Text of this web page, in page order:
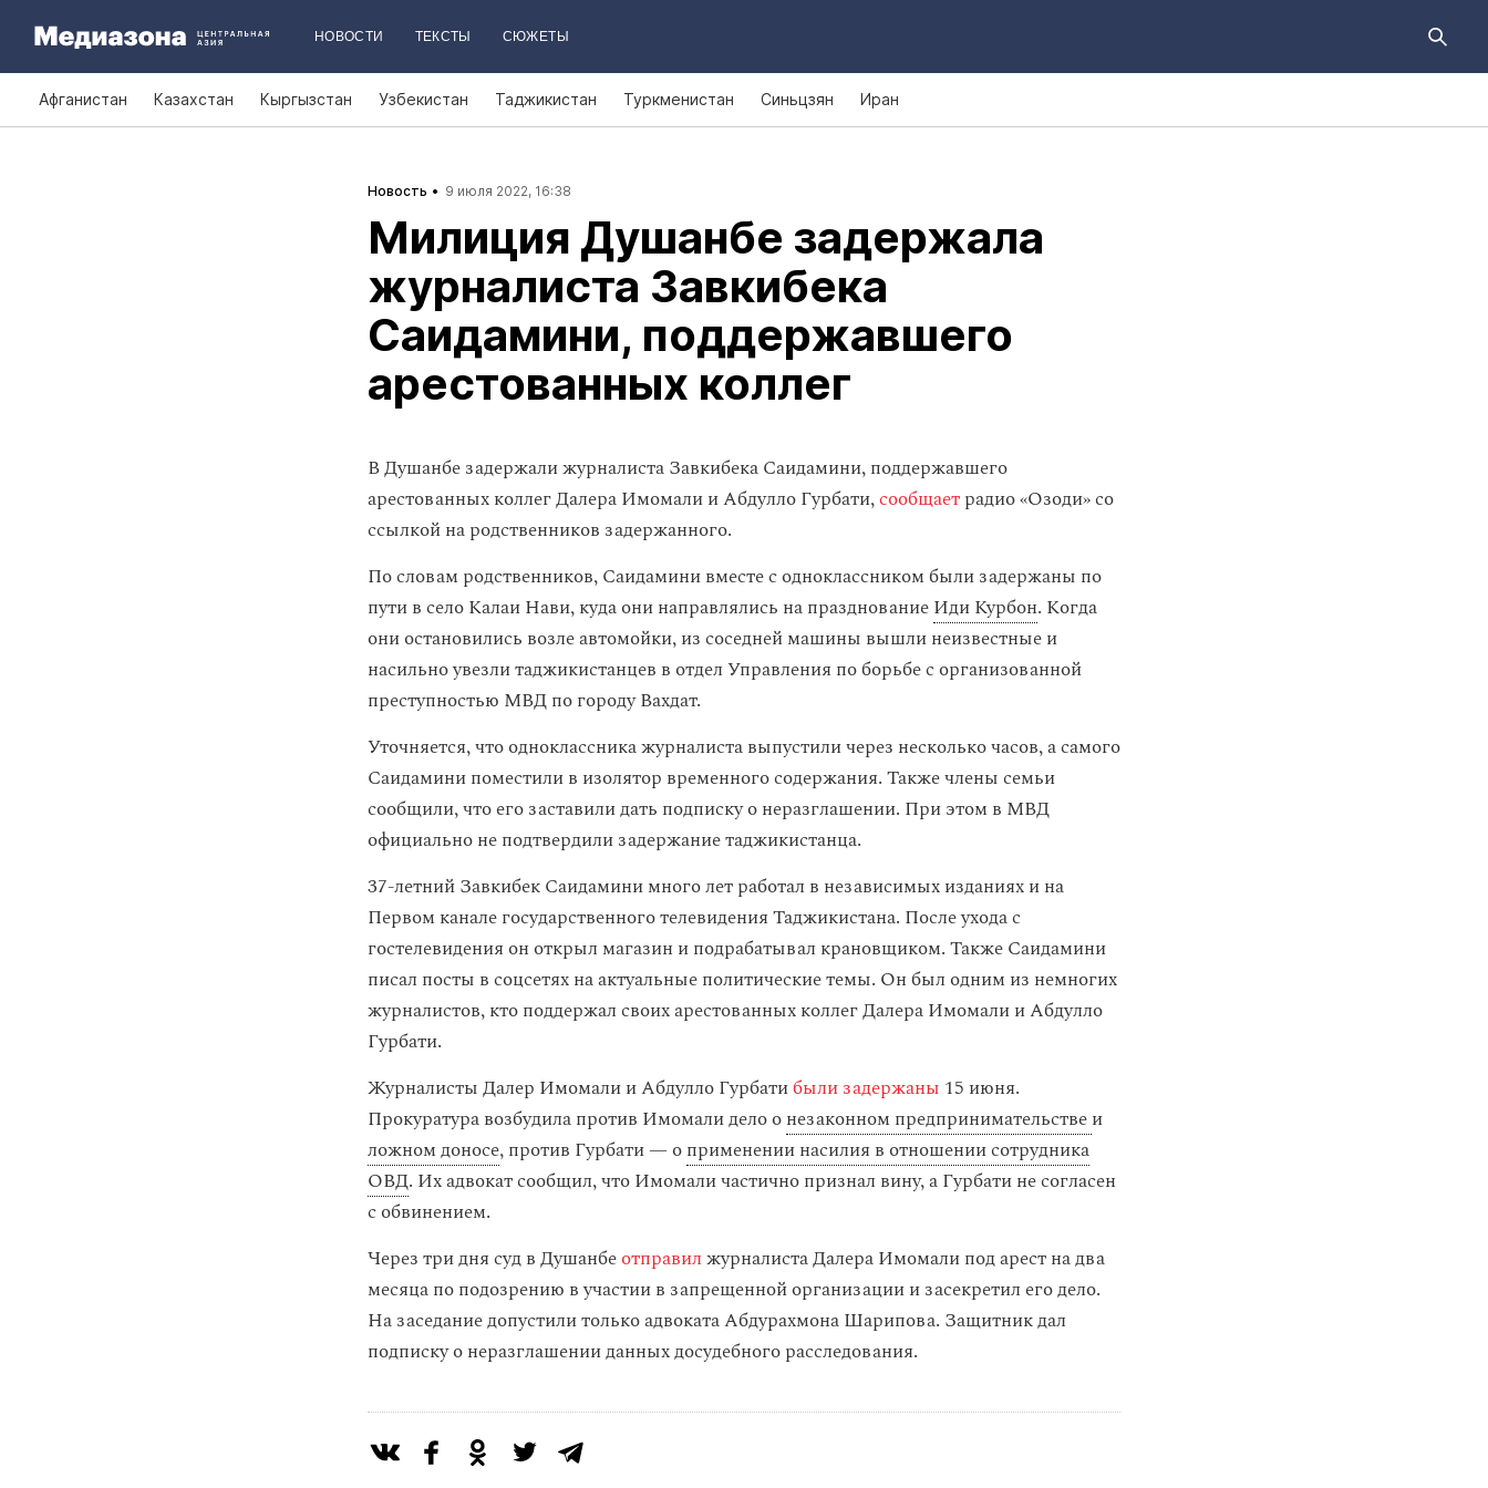
НОВОСТИ ТЕКСТЫ СЮЖЕТЫ
Афганистан Казахстан Кыргызстан Узбекистан Таджикистан Туркменистан Синьцзян Иран
Новость 9 июля 2022, 16:38
Милиция Душанбе задержала
журналиста Завкибека
Саидамини, поддержавшего
арестованных коллег
В Душанбе задержали журналиста Завкибека Саидамини, поддержавшего
арестованных коллег Далера Имомали и Абдулло Гурбати,сообщаетрадио «Озоди» со
ссылкой на родственников задержанного.
По словам родственников, Саидамини вместе с одноклассником были задержаны по
пути в село Калаи Нави, куда они направлялись на празднованиеИди Курбон. Когда
они остановились возле автомойки, из соседней машины вышли неизвестные и
насильно увезли таджикистанцев в отдел Управления по борьбе с организованной
преступностью МВД по городу Вахдат.
Уточняется, что одноклассника журналиста выпустили через несколько часов, а самого
Саидамини поместили в изолятор временного содержания. Также члены семьи
сообщили, что его заставили дать подписку о неразглашении. При этом в МВД
официально не подтвердили задержание таджикистанца.
37-летний Завкибек Саидамини много лет работал в независимых изданиях и на
Первом канале государственного телевидения Таджикистана. После ухода с
гостелевидения он открыл магазин и подрабатывал крановщиком. Также Саидамини
писал посты в соцсетях на актуальные политические темы. Он был одним из немногих
журналистов, кто поддержал своих арестованных коллег Далера Имомали и Абдулло
Гурбати.
Журналисты Далер Имомали и Абдулло Гурбатибыли задержаны 15 июня.
Прокуратура возбудила против Имомали дело онезаконном предпринимательствеи
ложном доносе, против Гурбати — оприменении насилия в отношении сотрудника
ОВД. Их адвокат сообщил, что Имомали частично признал вину, а Гурбати не согласен
с обвинением.
Через три дня суд в Душанбеотправилжурналиста Далера Имомали под арест на два
месяца по подозрению в участии в запрещенной организации и засекретил его дело.
На заседание допустили только адвоката Абдурахмона Шарипова. Защитник дал
подписку о неразглашении данных досудебного расследования.